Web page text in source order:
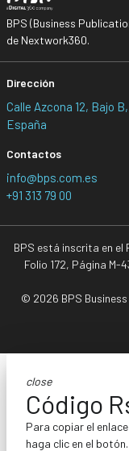
BPS (Business
de Nextwork360.
Dirección
Calle Azcona 12, Bajo
España
Contactos
info@bps.com.es
+91 313 79 00
BPS está inscrita en el
Folio 172, Página M-
© 2026 BPS
close
Código
Para copiar el
haga clic en el botón.